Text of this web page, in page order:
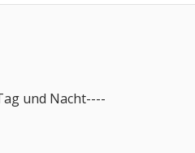
und Nacht----